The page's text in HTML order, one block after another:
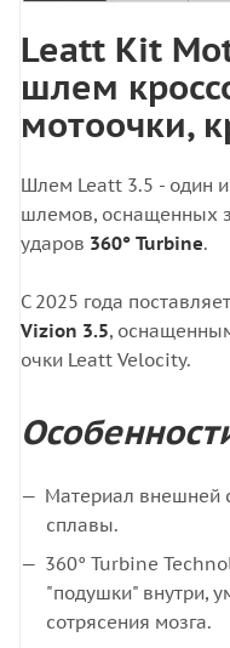
Leatt Kit
шлем
мотоочки,
Шлем Leatt 3.5 - один
шлемов, оснащенных
ударов 360° Turbine.
С 2025 года
Vizion 3.5,
очки Leatt Velocity.
Материал внешней
сплавы.
360° Turbine
"подушки" внутри,
сотрясения мозга.